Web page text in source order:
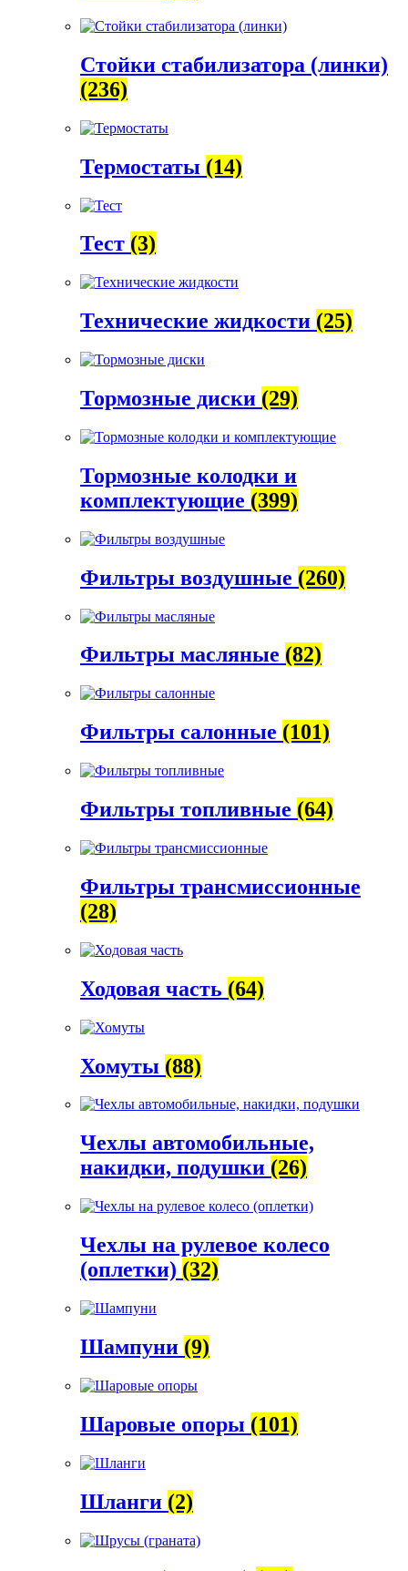
Стойки стабилизатора (линки)
(236)
Термостаты (14)
Тест (3)
Технические жидкости (25)
Тормозные диски (29)
Тормозные колодки и
комплектующие (399)
Фильтры воздушные (260)
Фильтры масляные (82)
Фильтры салонные (101)
Фильтры топливные (64)
Фильтры трансмиссионные
(28)
Ходовая часть (64)
Хомуты (88)
Чехлы автомобильные,
накидки, подушки (26)
Чехлы на рулевое колесо
(оплетки) (32)
Шампуни (9)
Шаровые опоры (101)
Шланги (2)